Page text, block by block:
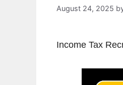
August 24, 2025
Income Tax